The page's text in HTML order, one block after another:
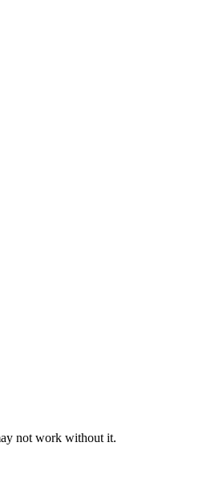
not work without it.